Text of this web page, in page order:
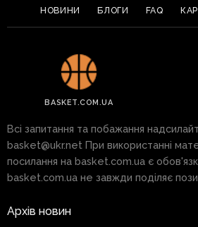
НОВИНИ БЛОГИ FAQ
BASKET.COM.UA
Всі запитання та побажання
basket@ukr.net При використанні
посилання на basket.com.ua є
basket.com.ua не завжди поділяє
Архів новин